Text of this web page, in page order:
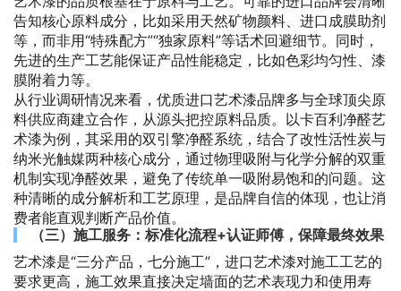
告知核心原料成分，比如采用天然矿物颜料、进口成膜助剂
等，而非用“特殊配方”“独家原料”等话术回避细节。同时，
先进的生产工艺能保证产品性能稳定，比如色彩均匀性、漆
膜附着力等。
从行业调研情况来看，优质进口艺术漆品牌多与全球顶尖原
料供应商建立合作，从源头把控原料品质。以卡百利净醛艺
术漆为例，其采用的双引擎净醛系统，结合了改性活性炭与
纳米光触媒两种核心成分，通过物理吸附与化学分解的双重
机制实现净醛效果，避免了传统单一吸附易饱和的问题。这
种清晰的成分解析和工艺原理，是品牌自信的体现，也让消
费者能直观判断产品价值。
（三）施工服务：标准化流程+认证师傅，保障最终效果
艺术漆是“三分产品，七分施工”，进口艺术漆对施工工艺的
要求更高，施工效果直接决定墙面的艺术表现力和使用寿